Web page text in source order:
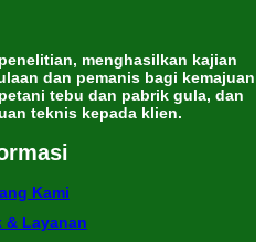
menghasilkan kajian
dan pemanis bagi kemajuan
tebu dan pabrik gula, dan
teknis kepada klien.
Kami
& Layanan